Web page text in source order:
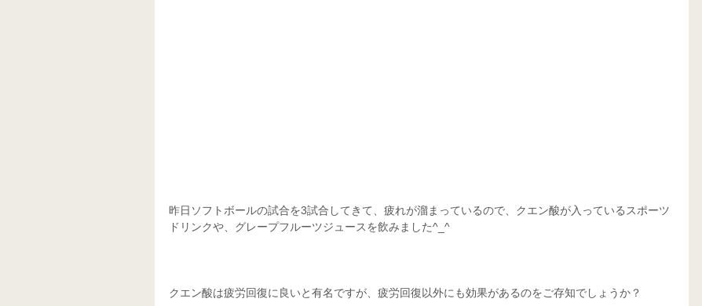
昨日ソフトボールの試合を3試合してきて、疲れが溜まっているので、クエン酸が入っているスポーツ
ドリンクや、グレープフルーツジュースを飲みました^_^
クエン酸は疲労回復に良いと有名ですが、疲労回復以外にも効果があるのをご存知でしょうか？